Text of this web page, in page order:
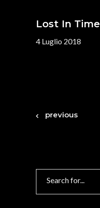
Lost In Time
4 Luglio 2018
previous